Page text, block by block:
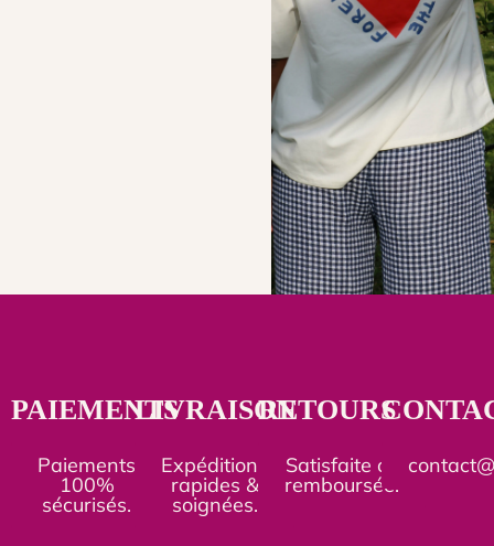
PAIEMENTS
Paiements
100%
sécurisés.
LIVRAISON
Expéditions
rapides &
soignées.
RETOURS
Satisfaite ou
remboursée.